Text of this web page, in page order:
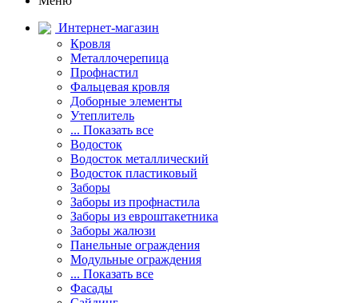
Интернет-магазин
Кровля
Металлочерепица
Профнастил
Фальцевая кровля
Доборные элементы
Утеплитель
... Показать все
Водосток
Водосток металлический
Водосток пластиковый
Заборы
Заборы из профнастила
Заборы из евроштакетника
Заборы жалюзи
Панельные ограждения
Модульные ограждения
... Показать все
Фасады